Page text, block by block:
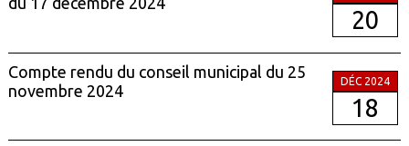
20
Compte rendu du conseil municipal du 25
novembre 2024
DÉC 2024
18